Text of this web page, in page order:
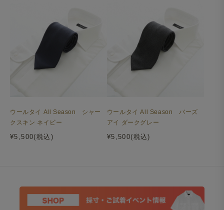
ウールタイ All Season シャー
クスキン ネイビー
¥5,500(税込)
ウールタイ All Season バーズ
アイ ダークグレー
¥5,500(税込)